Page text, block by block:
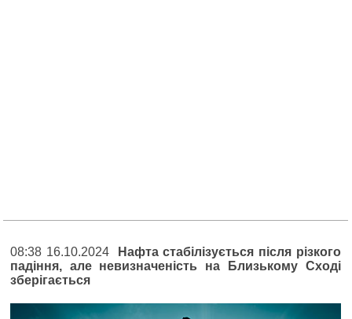
08:38 16.10.2024
Нафта стабілізується після різкого
падіння, але невизначеність на Близькому Сході
зберігається